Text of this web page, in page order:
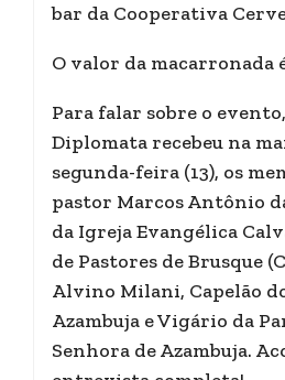
bar da Cooperativa
O valor da macarronada é
Para falar sobre o
Diplomata recebeu na
segunda-feira (13), os
pastor Marcos Antônio
da Igreja Evangélica
de Pastores de Brusque
Alvino Milani, Capelão
Azambuja e Vigário da
Senhora de Azambuja.